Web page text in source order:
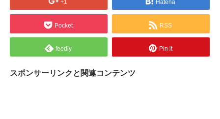
+1 Hatena
Pocket RSS
feedly Pin it
スポンサーリンクと関連コンテンツ